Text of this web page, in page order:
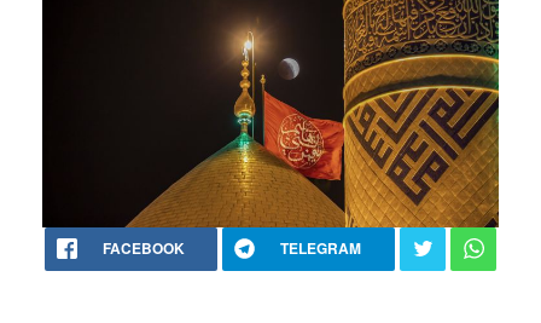
FACEBOOK TELEGRAM